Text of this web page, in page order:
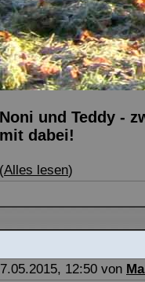
Noni und Teddy -
mit dabei!
(Alles lesen)
12:50 von